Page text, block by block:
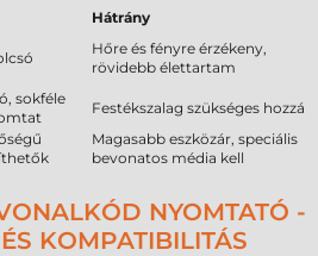
Hátrány
Hőre és fényre érzékeny,
rövidebb élettartam
sokféle
Festékszalag szükséges hozzá
Magasabb eszközár, speciális
bevonatos média kell
NYOMTATÓ -
KOMPATIBILITÁS